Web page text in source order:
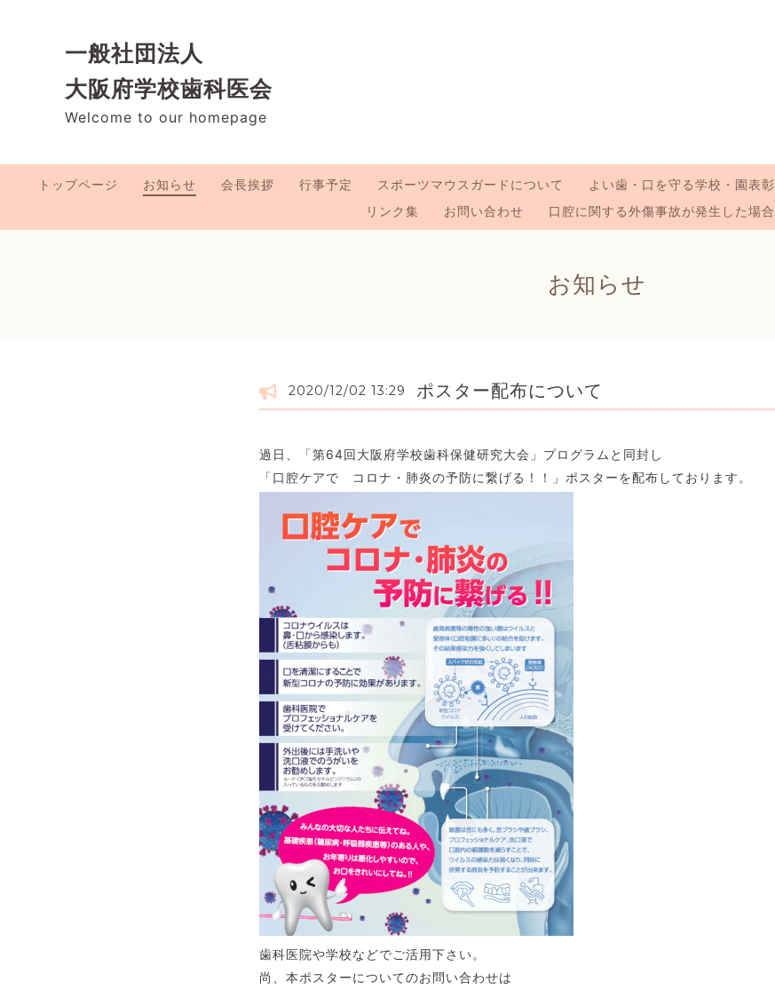
一般社団法人
大阪府学校歯科医会
Welcome to our homepage
トップページ お知らせ 会長挨拶 行事予定 スポーツマウスガードについて よい歯・口を守る学校・園表彰
リンク集
お問い合わせ 口腔に関する外傷事故が発生した場合
お知らせ
2020/12/02 13:29 ポスター配布について
過日、「第64回大阪府学校歯科保健研究大会」プログラムと同封し
「口腔ケアで コロナ・肺炎の予防に繋げる！！」ポスターを配布しております。
歯科医院や学校などでご活用下さい。
尚、本ポスターについてのお問い合わせは